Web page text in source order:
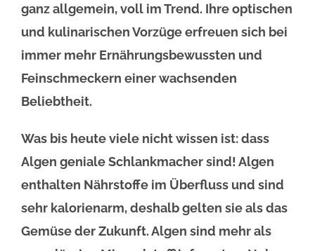
ganz allgemein, voll im Trend. Ihre optischen
und kulinarischen Vorzüge erfreuen sich bei
immer mehr Ernährungsbewussten und
Feinschmeckern einer wachsenden
Beliebtheit.
Was bis heute viele nicht wissen ist: dass
Algen geniale Schlankmacher sind! Algen
enthalten Nährstoffe im Überfluss und sind
sehr kalorienarm, deshalb gelten sie als das
Gemüse der Zukunft. Algen sind mehr als